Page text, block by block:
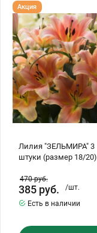
Лилия
"ЗЕЛЬМИРА"
3
штуки
(размер
18/20)
Лилия "ЗЕЛЬМИРА" 3
штуки (размер 18/20)
Акция
470руб.
385 руб.
/шт.
Есть в наличии